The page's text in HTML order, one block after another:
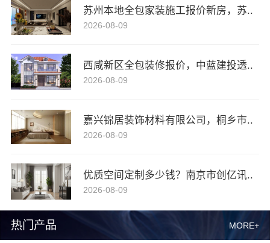
热门产品 MORE+
苏州本地全包家装施工报价新房，苏..
2026-08-09
西咸新区全包装修报价，中蓝建投透..
2026-08-09
嘉兴锦居装饰材料有限公司，桐乡市..
2026-08-09
优质空间定制多少钱？南京市创亿讯..
2026-08-09